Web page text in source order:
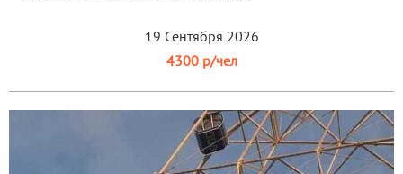
19 Сентября 2026
4300 р/чел